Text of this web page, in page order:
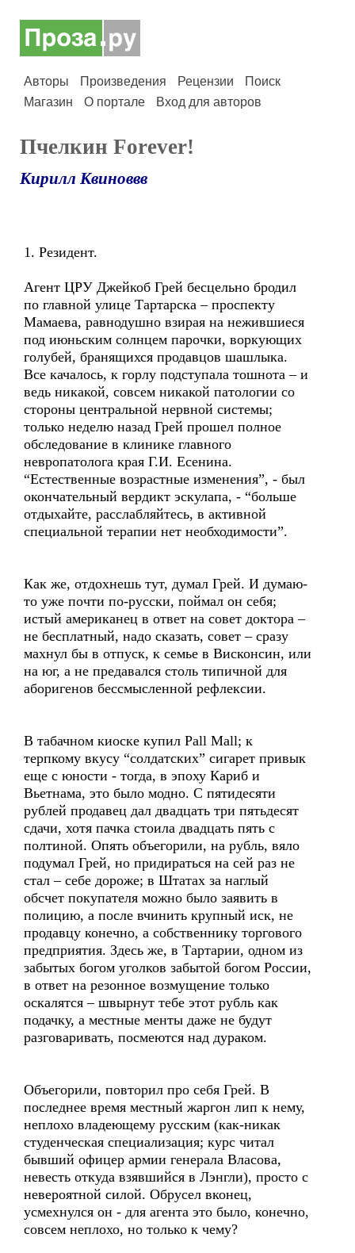
Авторы Произведения Рецензии
Поиск
Магазин
О портале Вход для авторов
Пчелкин Forever!
Кирилл Квиноввв
1. Резидент.
Агент ЦРУ Джейкоб Грей бесцельно бродил
по главной улице Тартарска – проспекту
Мамаева, равнодушно взирая на нежившиеся
под июньским солнцем парочки, воркующих
голубей, бранящихся продавцов шашлыка.
Все качалось, к горлу подступала тошнота – и
ведь никакой, совсем никакой патологии со
стороны центральной нервной системы;
только неделю назад Грей прошел полное
обследование в клинике главного
невропатолога края Г.И. Есенина.
“Естественные возрастные изменения”, - был
окончательный вердикт эскулапа, - “больше
отдыхайте, расслабляйтесь, в активной
специальной терапии нет необходимости”.
Как же, отдохнешь тут, думал Грей. И думаю-
то уже почти по-русски, поймал он себя;
истый американец в ответ на совет доктора –
не бесплатный, надо сказать, совет – сразу
махнул бы в отпуск, к семье в Висконсин, или
на юг, а не предавался столь типичной для
аборигенов бессмысленной рефлексии.
В табачном киоске купил Pall Mall; к
терпкому вкусу “солдатских” сигарет привык
еще с юности - тогда, в эпоху Кариб и
Вьетнама, это было модно. С пятидесяти
рублей продавец дал двадцать три пятьдесят
сдачи, хотя пачка стоила двадцать пять с
полтиной. Опять объегорили, на рубль, вяло
подумал Грей, но придираться на сей раз не
стал – себе дороже; в Штатах за наглый
обсчет покупателя можно было заявить в
полицию, а после вчинить крупный иск, не
продавцу конечно, а собственнику торгового
предприятия. Здесь же, в Тартарии, одном из
забытых богом уголков забытой богом России,
в ответ на резонное возмущение только
оскалятся – швырнут тебе этот рубль как
подачку, а местные менты даже не будут
разговаривать, посмеются над дураком.
Объегорили, повторил про себя Грей. В
последнее время местный жаргон лип к нему,
неплохо владеющему русским (как-никак
студенческая специализация; курс читал
бывший офицер армии генерала Власова,
невесть откуда взявшийся в Лэнгли), просто с
невероятной силой. Обрусел вконец,
усмехнулся он - для агента это было, конечно,
совсем неплохо, но только к чему?